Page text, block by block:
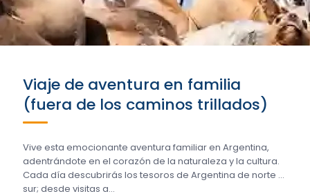
Viaje de aventura en familia
(fuera de los caminos trillados)
Vive esta emocionante aventura familiar en Argentina,
adentrándote en el corazón de la naturaleza y la cultura.
Cada día descubrirás los tesoros de Argentina de norte a
sur; desde visitas a...